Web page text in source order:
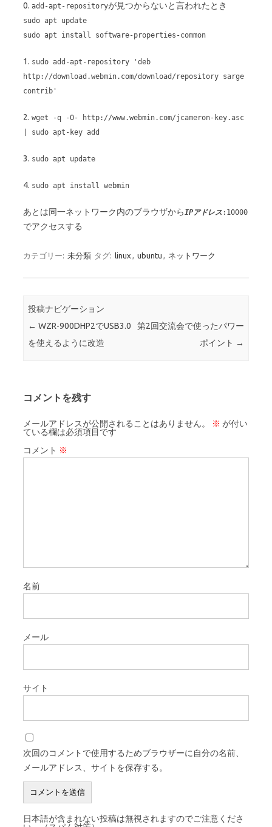
0. add-apt-repositoryが見つからないと言われたとき
sudo apt update
sudo apt install software-properties-common
1. sudo add-apt-repository 'deb
http://download.webmin.com/download/repository sarge
contrib'
2. wget -q -O- http://www.webmin.com/jcameron-key.asc
| sudo apt-key add
3. sudo apt update
4. sudo apt install webmin
あとは同一ネットワーク内のブラウザからIPアドレス:10000
でアクセスする
カテゴリー: 未分類 タグ: linux , ubuntu , ネットワーク
投稿ナビゲーション
← WZR-900DHP2でUSB3.0
を使えるように改造
第2回交流会で使ったパワー
ポイント →
コメントを残す
メールアドレスが公開されることはありません。 ※ が付い
ている欄は必須項目です
コメント ※
名前
メール
サイト
次回のコメントで使用するためブラウザーに自分の名前、
メールアドレス、サイトを保存する。
日本語が含まれない投稿は無視されますのでご注意くださ